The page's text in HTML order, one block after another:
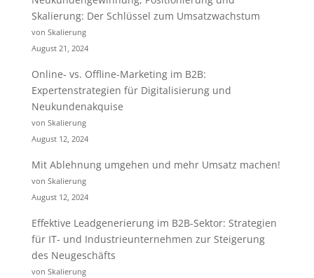
Skalierung: Der Schlüssel zum Umsatzwachstum
von Skalierung
August 21, 2024
Online- vs. Offline-Marketing im B2B:
Expertenstrategien für Digitalisierung und
Neukundenakquise
von Skalierung
August 12, 2024
Mit Ablehnung umgehen und mehr Umsatz machen!
von Skalierung
August 12, 2024
Effektive Leadgenerierung im B2B-Sektor: Strategien
für IT- und Industrieunternehmen zur Steigerung
des Neugeschäfts
von Skalierung